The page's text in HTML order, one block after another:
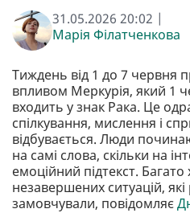
31.05.2026 20:02 |
Марія Філатченкова
Тиждень від 1 до 7 червня
впливом Меркурія, який 1
входить у знак Рака. Це
спілкування, мислення і
відбувається. Люди
на самі слова, скільки на
емоційний підтекст.
незавершених ситуацій,
замовчували, повідомляє